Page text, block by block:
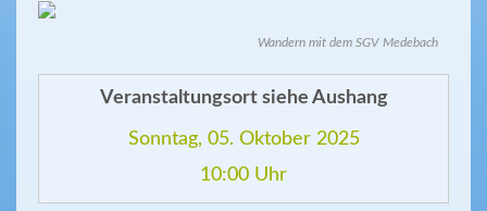
Wandern mit dem SGV Medebach
Veranstaltungsort siehe Aushang
Sonntag, 05. Oktober 2025
10:00 Uhr